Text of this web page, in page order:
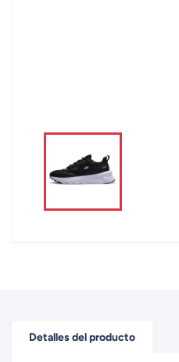
Detalles del producto